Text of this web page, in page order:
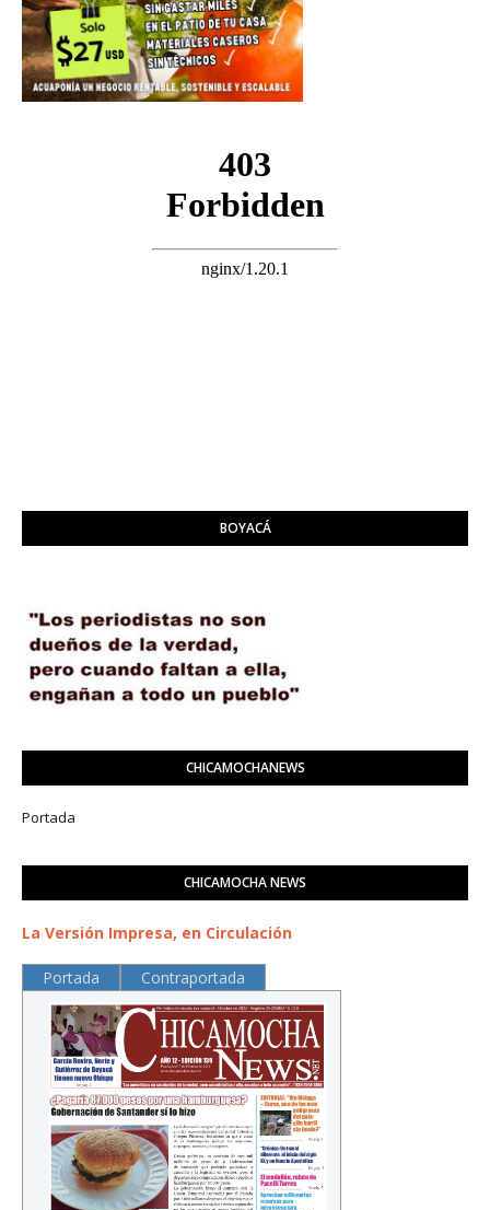
BOYACÁ
CHICAMOCHANEWS
Portada
CHICAMOCHA NEWS
La Versión Impresa, en Circulación
Portada Contraportada